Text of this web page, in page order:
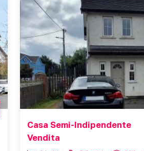
Casa Semi-Indipendente
Vendita